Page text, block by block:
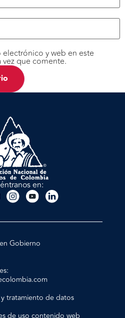
y web en este
que comente.
en:
Gobierno
tratamiento de datos
de uso contenido web